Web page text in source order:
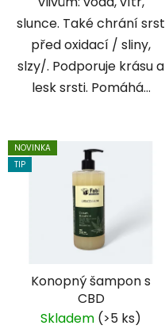
slunce. Také chrání srst
před oxidací / sliny,
slzy/. Podporuje krásu a
lesk srsti. Pomáhá...
NOVINKA
TIP
Konopný šampon s
CBD
Skladem (>5 ks)